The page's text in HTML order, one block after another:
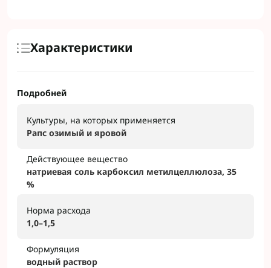
Характеристики
Подробней
Культуры, на которых применяется
Рапс озимый и яровой
Действующее вещество
натриевая соль карбоксил метилцеллюлоза, 35
%
Норма расхода
1,0–1,5
Формуляция
водный раствор